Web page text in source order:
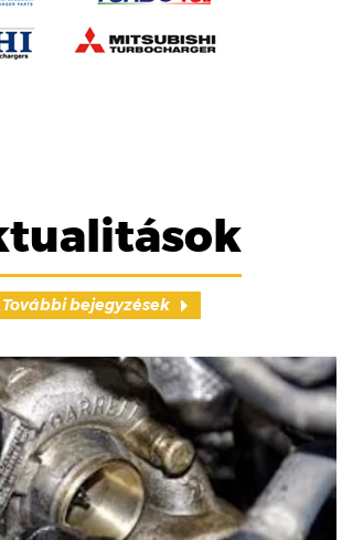
További bejegyzések